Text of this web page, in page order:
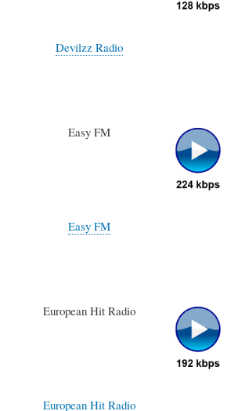
Devilzz Radio
Easy FM
Easy FM
European Hit Radio
European Hit Radio